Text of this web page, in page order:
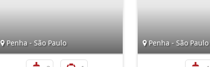
Penha - São Paulo Penha - São Paulo